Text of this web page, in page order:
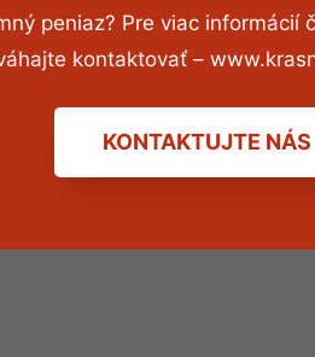
peniaz? Pre viac informácií
kontaktovať –
KONTAKTUJTE NÁS